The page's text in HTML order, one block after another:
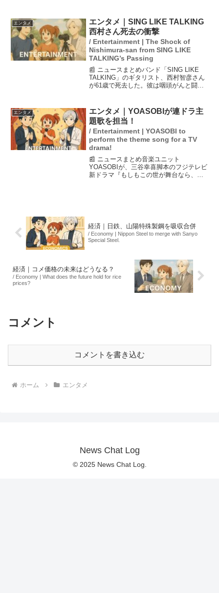
に感謝の意を表しました。この成功はチ
ーム全体の努力と...
エンタメ
エンタメ｜SING LIKE TALKING
西村さん死去の衝撃
/ Entertainment | The Shock of
Nishimura-san from SING LIKE
TALKING’s Passing
📰 ニュースまとめバンド「SING LIKE
TALKING」のギタリスト、西村智彦さん
が61歳で死去した。彼は咽頭がんと闘病
の公式サイトで発表され、多くのファン
や仲間...
エンタメ
エンタメ｜YOASOBIが連ドラ主
題歌を担当！
/ Entertainment | YOASOBI to
perform the theme song for a TV
drama!
📰 ニュースまとめ音楽ユニット
YOASOBIが、三谷幸喜脚本のフジテレビ
新ドラマ『もしもこの世が舞台なら、楽
経済｜日鉄、山陽特殊製鋼を吸収合併
/ Economy | Nippon Steel to merge with Sanyo
Special Steel.
経済｜コメ価格の未来はどうなる？
/ Economy | What does the future hold for rice
prices?
コメント
コメントを書き込む
ホーム エンタメ
News Chat Log
© 2025 News Chat Log.